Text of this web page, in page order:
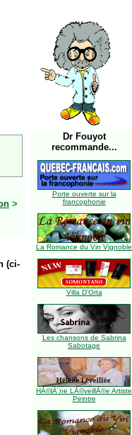
>
(ci-
Dr Fouyot
recommande...
Porte ouverte sur la
francophonie
La Romance du Vin Vignoble
Villa D'Orta
Les chansons de Sabrina
Sabotage
HÃ©lÃ¨ne LÃ©veillÃ©e Artiste
Peintre